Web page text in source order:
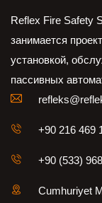
Reflex Fire Safety
занимается
установкой,
пассивных
+90 216 469
+90 (533)
Cumhuriyet